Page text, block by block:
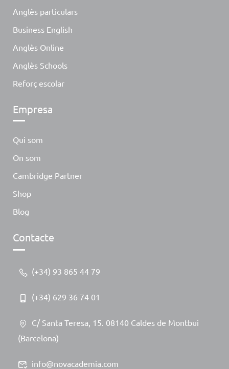
Anglès particulars
Business English
Anglès Online
Anglès Schools
Reforç escolar
Empresa
Qui som
On som
Cambridge Partner
Shop
Blog
Contacte
(+34) 93 865 44 79
(+34) 629 36 74 01
C/ Santa Teresa, 15. 08140 Caldes de Montbui
(Barcelona)
info@novacademia.com